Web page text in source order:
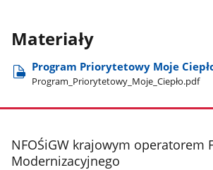
Materiały
Program Priorytetowy Moje
Program​_Priorytetowy​_Moje​_Ciepło.pdf
stopka
NFOŚiGW krajowym operatorem
Modernizacyjnego